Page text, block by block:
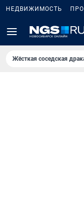
НЕДВИЖИМОСТЬ
Жёсткая соседская